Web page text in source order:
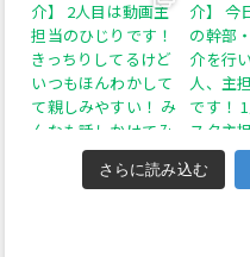
さらに読み込む